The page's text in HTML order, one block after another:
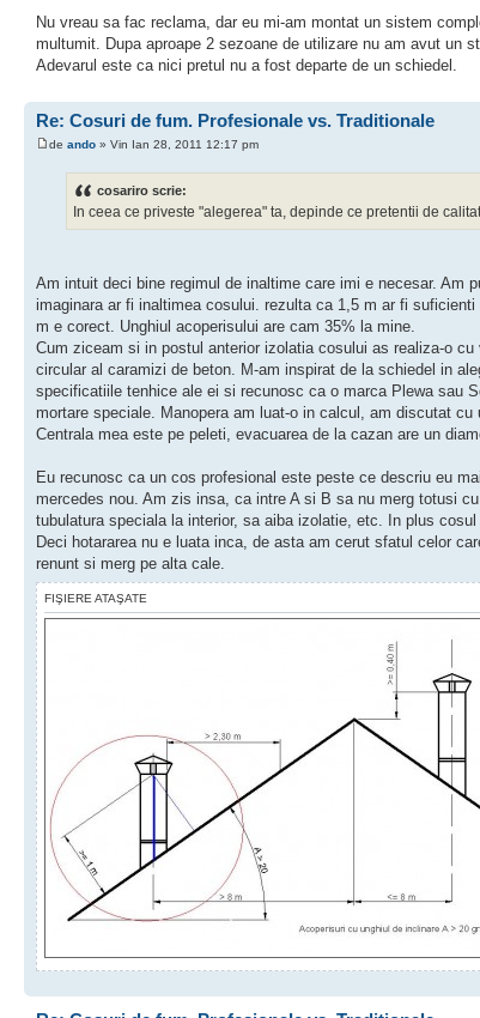
Nu vreau sa fac reclama, dar eu mi-am montat un sistem
multumit. Dupa aproape 2 sezoane de utilizare nu am avut un
Adevarul este ca nici pretul nu a fost departe de un schiedel.
Re: Cosuri de fum. Profesionale vs. Traditionale
de ando » Vin Ian 28, 2011 12:17 pm
cosariro scrie:
In ceea ce priveste "alegerea" ta, depinde ce pretentii de
Am intuit deci bine regimul de inaltime care imi e necesar. Am
imaginara ar fi inaltimea cosului. rezulta ca 1,5 m ar fi
m e corect. Unghiul acoperisului are cam 35% la mine.
Cum ziceam si in postul anterior izolatia cosului as realiza-o
circular al caramizi de beton. M-am inspirat de la schiedel in
specificatiile tenhice ale ei si recunosc ca o marca Plewa sau
mortare speciale. Manopera am luat-o in calcul, am discutat
Centrala mea este pe peleti, evacuarea de la cazan are un
Eu recunosc ca un cos profesional este peste ce descriu eu
mercedes nou. Am zis insa, ca intre A si B sa nu merg totusi
tubulatura speciala la interior, sa aiba izolatie, etc. In plus
Deci hotararea nu e luata inca, de asta am cerut sfatul celor
renunt si merg pe alta cale.
FIŞIERE ATAŞATE